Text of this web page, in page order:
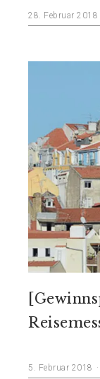
28. Februar 2018
5. Februar 2018